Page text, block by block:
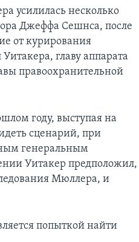
усилилась несколько
Джеффа Сешнса, после
от курирования
главу аппарата
правоохранительной
году, выступая на
сценарий, при
генеральным
Уитакер предположил,
Мюллера, и
попыткой найти